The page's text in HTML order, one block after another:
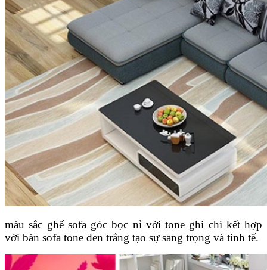
màu sắc ghế sofa góc bọc nỉ với tone ghi chì kết hợp
với bàn sofa tone đen trắng tạo sự sang trọng và tinh tế.